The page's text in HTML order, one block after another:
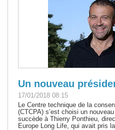
Un nouveau
17/01/2018 08:15
Le Centre technique de la
(CTCPA) s’est choisi un
succède à Thierry Ponthieu,
Europe Long Life, qui avait pris